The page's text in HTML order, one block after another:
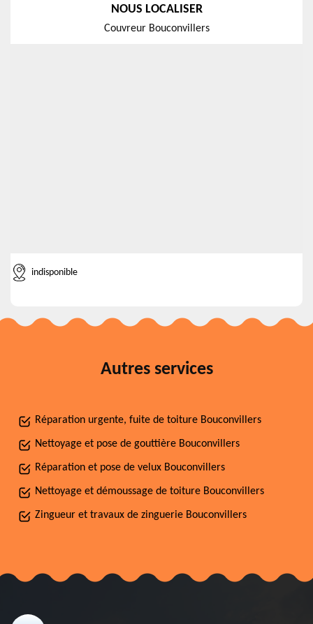
NOUS LOCALISER
Couvreur Bouconvillers
indisponible
Autres services
Réparation urgente, fuite de toiture Bouconvillers
Nettoyage et pose de gouttière Bouconvillers
Réparation et pose de velux Bouconvillers
Nettoyage et démoussage de toiture Bouconvillers
Zingueur et travaux de zinguerie Bouconvillers